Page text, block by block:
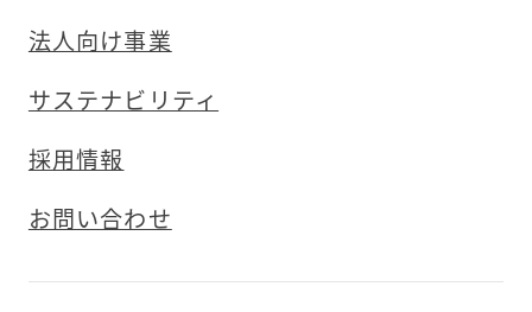
法人向け事業
サステナビリティ
採用情報
お問い合わせ